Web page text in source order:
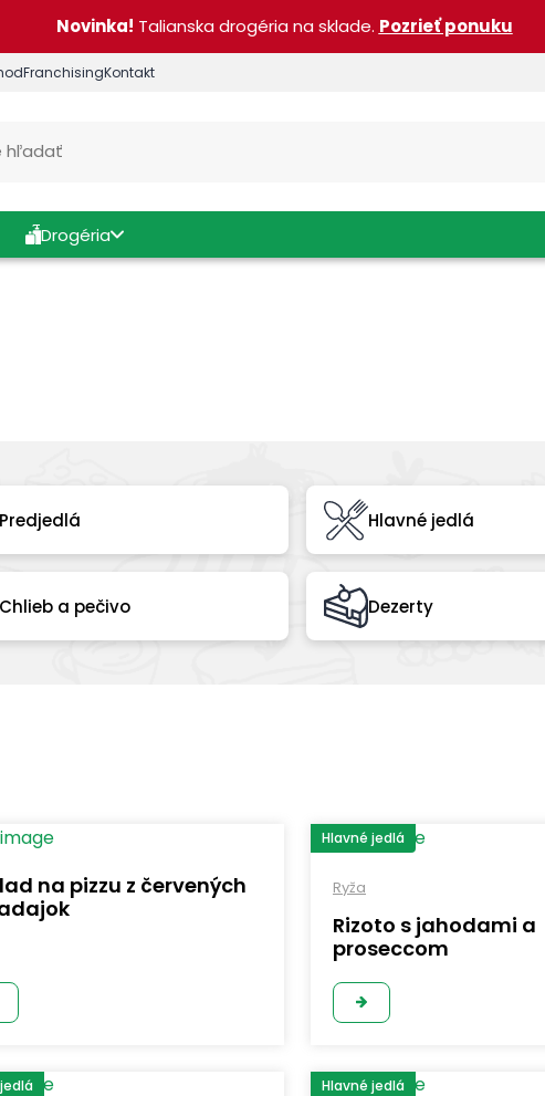
Novinka! Talianska drogéria na sklade. Pozrieť ponuku
FranchisingKontakt
Drogéria
Predjedlá Hlavné jedlá
Chlieb a pečivo Dezerty
na pizzu z červených
Hlavné jedlá
Ryža
Rizoto s jahodami a
proseccom
Hlavné jedlá